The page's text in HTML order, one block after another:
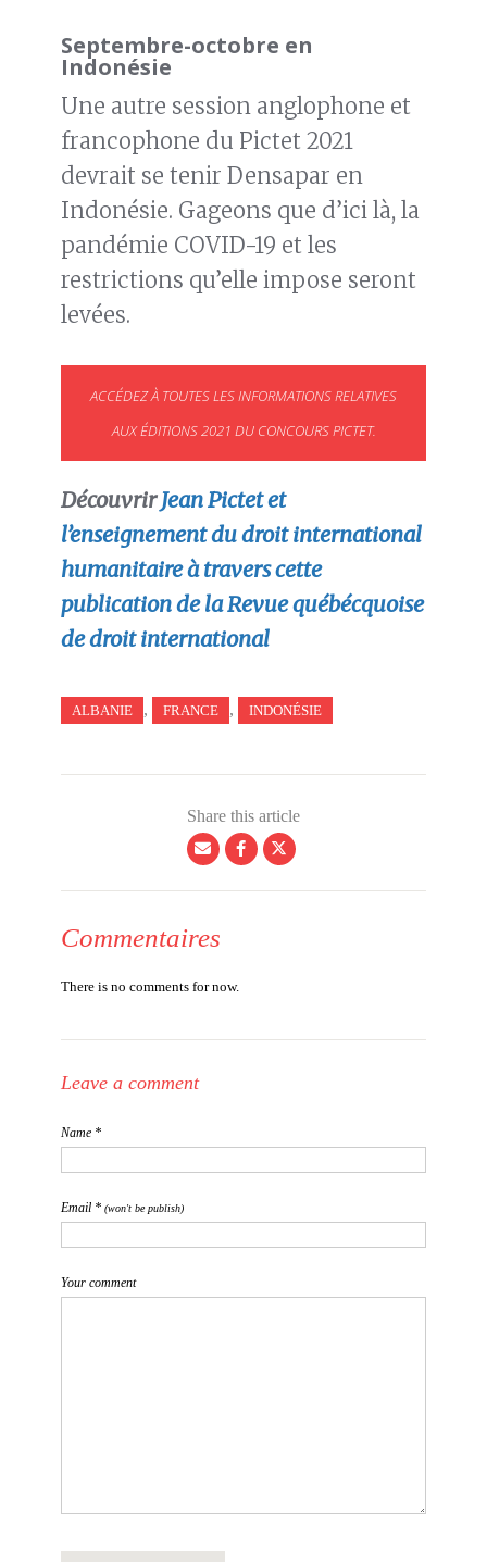
Septembre-octobre en
Indonésie
Une autre session anglophone et
francophone du Pictet 2021
devrait se tenir Densapar en
Indonésie. Gageons que d’ici là, la
pandémie COVID-19 et les
restrictions qu’elle impose seront
levées.
ACCÉDEZ À TOUTES LES INFORMATIONS RELATIVES
AUX ÉDITIONS 2021 DU CONCOURS PICTET.
DécouvrirJean Pictet et
l’enseignement du droit international
humanitaire à travers cette
publication de la Revue québécquoise
de droit international
ALBANIE , FRANCE , INDONÉSIE
Share this article
Commentaires
There is no comments for now.
Leave a comment
Name *
Email * (won't be publish)
Your comment